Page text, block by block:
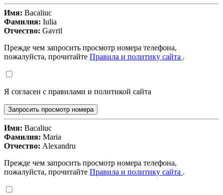
Имя: Bacaliuc
Фамилия: Iulia
Отчество: Gavril
Прежде чем запросить просмотр номера телефона,
пожалуйста, прочитайте Правила и политику сайта .
Я согласен с правилами и политикой сайта
Запросить просмотр номера
Имя: Bacaliuc
Фамилия: Maria
Отчество: Alexandru
Прежде чем запросить просмотр номера телефона,
пожалуйста, прочитайте Правила и политику сайта .